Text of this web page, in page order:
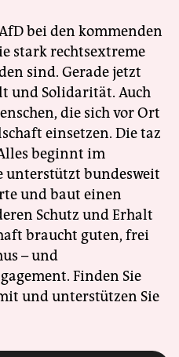
bei den kommenden
stark rechtsextreme
sind. Gerade jetzt
und Solidarität. Auch
die sich vor Ort
einsetzen. Die taz
beginnt im
unterstützt bundesweit
und baut einen
Schutz und Erhalt
braucht guten, frei
– und
Finden Sie
und unterstützen Sie